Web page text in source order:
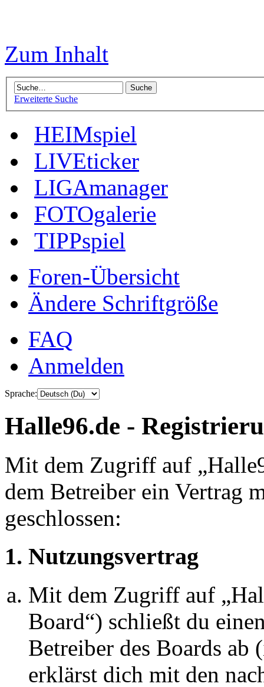
Zum Inhalt
Erweiterte Suche
HEIMspiel
LIVEticker
LIGAmanager
FOTOgalerie
TIPPspiel
Foren-Übersicht
Ändere Schriftgröße
FAQ
Anmelden
Sprache:
Halle96.de -
Mit dem Zugriff auf
dem Betreiber ein Vertrag
geschlossen:
1. Nutzungsvertrag
Mit dem Zugriff auf
Board“) schließt du
Betreiber des Boards ab
erklärst dich mit den